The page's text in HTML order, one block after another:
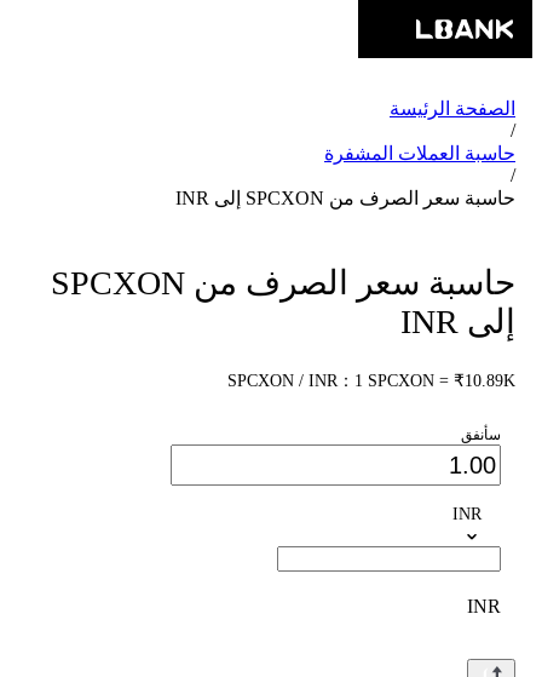
الصفحة الرئيسة
/
حاسبة العملات المشفرة
/
حاسبة سعر الصرف من SPCXON إلى INR
حاسبة سعر الصرف من SPCXON
إلى INR
SPCXON / INR：1 SPCXON = ₹10.89K
سأنفق
INR
INR